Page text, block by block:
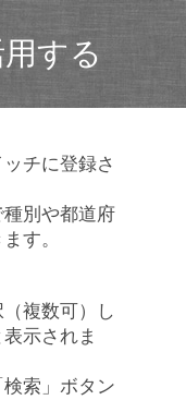
する
チに登録さ
別や都道府
す。
複数可）し
示されま
索」ボタン